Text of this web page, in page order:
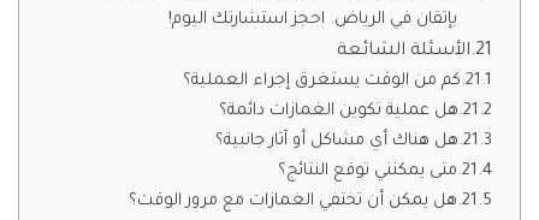
بإتقان في الرياض. احجز استشارتك اليوم!
الأسئلة الشائعة
كم من الوقت يستغرق إجراء العملية؟
هل عملية تكوين الغمازات دائمة؟
هل هناك أي مشاكل أو آثار جانبية؟
متى يمكنني توقع النتائج؟
هل يمكن أن تختفي الغمازات مع مرور الوقت؟